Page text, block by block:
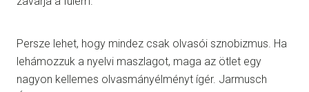
Persze lehet, hogy mindez csak olvasói sznobizmus. Ha
lehámozzuk a nyelvi maszlagot, maga az ötlet egy
nagyon kellemes olvasmányélményt ígér. Jarmusch